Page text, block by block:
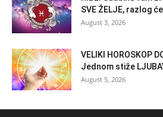
SVE ŽELJE, razlog
August 3, 2026
VELIKI HOROSKOP
Jednom stiže
August 5, 2026